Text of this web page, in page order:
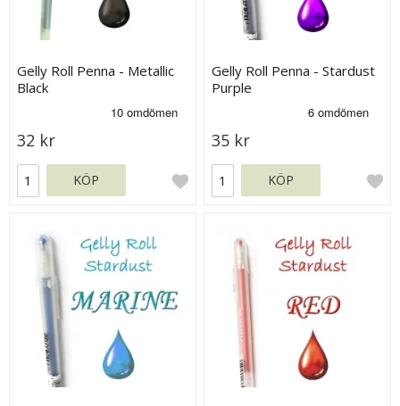
Gelly Roll Penna - Metallic
Black
32 kr
KÖP
Gelly Roll Penna - Stardust
Purple
35 kr
KÖP